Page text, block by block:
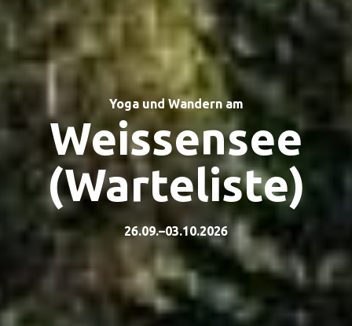
Yoga und Wandern am
Weissensee
(Warteliste)
26.09.–03.10.2026